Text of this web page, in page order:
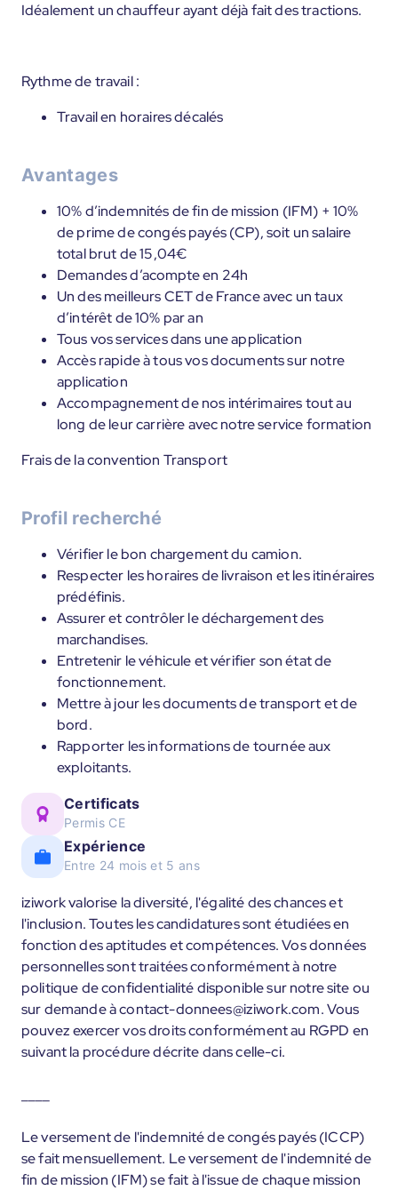
Idéalement un chauffeur ayant déjà fait des tractions.
Rythme de travail :
Travail en horaires décalés
Avantages
10% d’indemnités de fin de mission (IFM) + 10%
de prime de congés payés (CP), soit un salaire
total brut de 15,04€
Demandes d’acompte en 24h
Un des meilleurs CET de France avec un taux
d’intérêt de 10% par an
Tous vos services dans une application
Accès rapide à tous vos documents sur notre
application
Accompagnement de nos intérimaires tout au
long de leur carrière avec notre service formation
Frais de la convention Transport
Profil recherché
Vérifier le bon chargement du camion.
Respecter les horaires de livraison et les itinéraires
prédéfinis.
Assurer et contrôler le déchargement des
marchandises.
Entretenir le véhicule et vérifier son état de
fonctionnement.
Mettre à jour les documents de transport et de
bord.
Rapporter les informations de tournée aux
exploitants.
Certificats
Permis CE
Expérience
Entre 24 mois et 5 ans
iziwork valorise la diversité, l'égalité des chances et
l'inclusion. Toutes les candidatures sont étudiées en
fonction des aptitudes et compétences. Vos données
personnelles sont traitées conformément à notre
politique de confidentialité disponible sur notre site ou
sur demande à contact-donnees@iziwork.com. Vous
pouvez exercer vos droits conformément au RGPD en
suivant la procédure décrite dans celle-ci.
Le versement de l'indemnité de congés payés (ICCP)
se fait mensuellement. Le versement de l'indemnité de
fin de mission (IFM) se fait à l'issue de chaque mission